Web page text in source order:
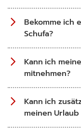
Bekomme ich
Schufa?
Kann ich
mitnehmen?
Kann ich
meinen